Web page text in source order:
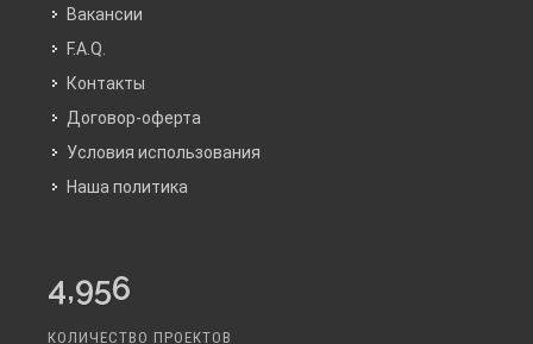
Вакансии
F.A.Q.
Контакты
Договор-оферта
Условия использования
Наша политика
4,956
КОЛИЧЕСТВО ПРОЕКТОВ